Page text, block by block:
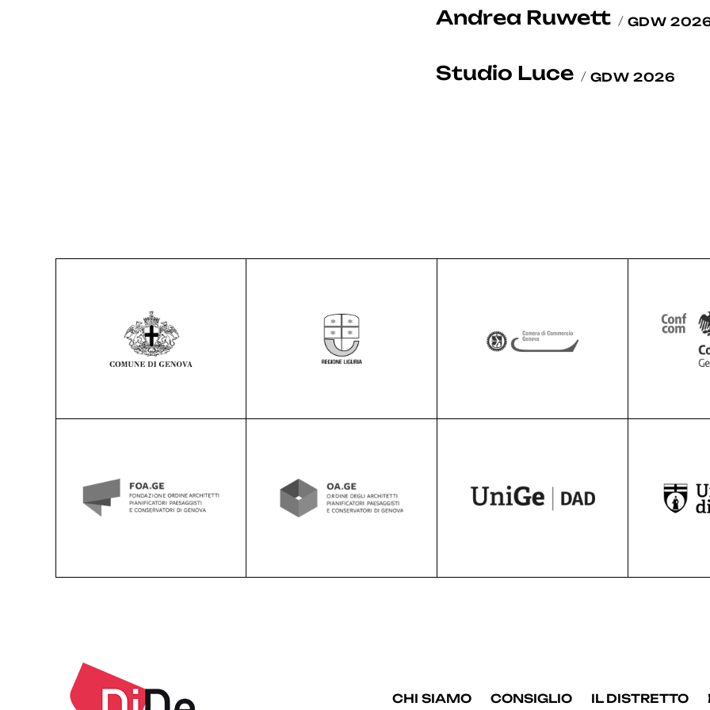
GDW
Andrea Ruwett
GDW 2026
Studio Luce
CHI SIAMO CONSIGLIO IL DISTRETTO